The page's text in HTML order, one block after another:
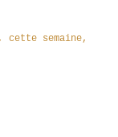
cette semaine